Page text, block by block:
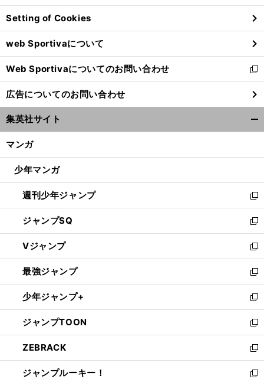
ン
ド
ウ
で
開
く
Setting of Cookies
web Sportivaについて
Web Sportivaについてのお問い合わせ
新
し
い
ウ
ィ
ン
ウ
開
く
広告についてのお問い合わせ
集英社サイト
マンガ
少年マンガ
週刊少年ジャンプ
新
し
い
ウ
ィ
ン
ド
ウ
で
開
く
ジャンプSQ
新
し
い
ウ
ィ
ン
ド
ウ
で
開
く
Vジャンプ
新
し
い
ウ
ィ
ン
ド
ウ
で
開
く
最強ジャンプ
新
し
い
ウ
ィ
ン
ド
ウ
で
少年ジャンプ+
新
し
い
ウ
ィ
ン
ド
ジャンプTOON
新
し
い
ウ
ィ
ZEBRACK
新
し
い
ジャンプルーキー！
新